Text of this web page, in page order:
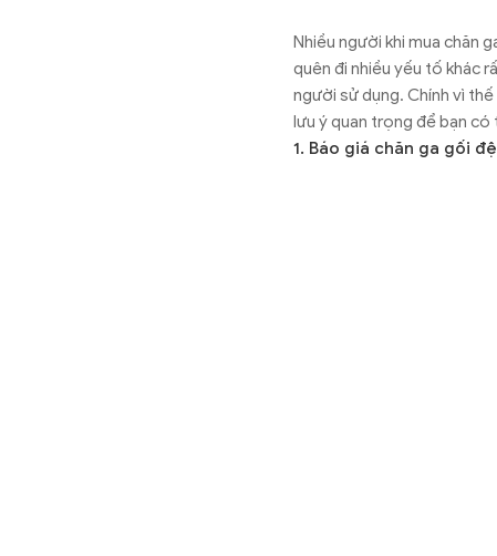
Nhiều người khi mua chăn
quên đi nhiều yếu tố khác
người sử dụng. Chính vì
lưu ý quan trọng để bạn
1. Báo giá chăn ga gối